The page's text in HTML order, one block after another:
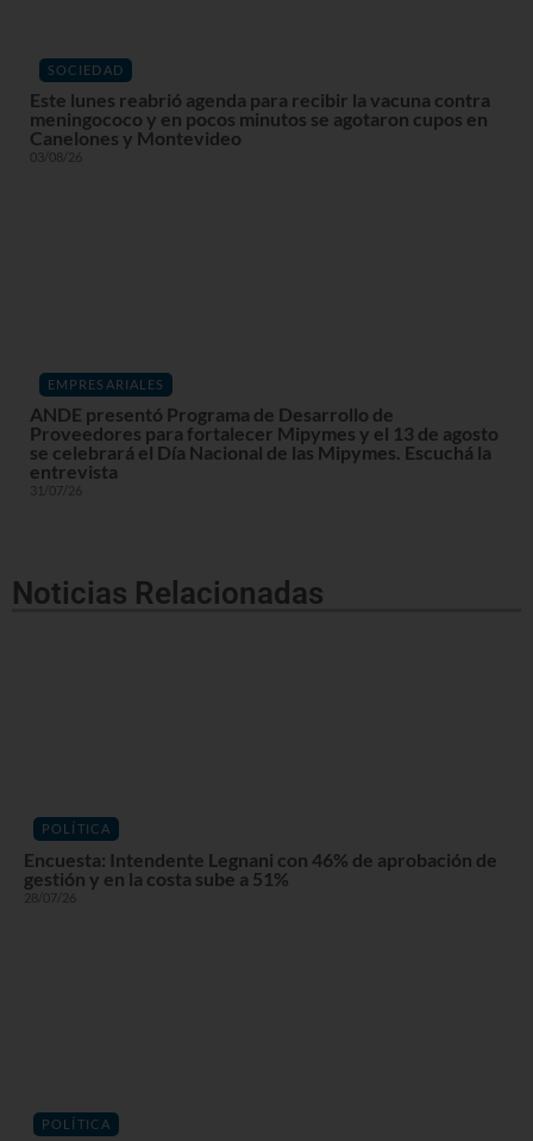
SOCIEDAD
Este lunes reabrió agenda para recibir la vacuna contra
meningococo y en pocos minutos se agotaron cupos en
Canelones y Montevideo
03/08/26
EMPRESARIALES
ANDE presentó Programa de Desarrollo de
Proveedores para fortalecer Mipymes y el 13 de agosto
se celebrará el Día Nacional de las Mipymes. Escuchá la
entrevista
31/07/26
Noticias Relacionadas
POLÍTICA
Encuesta: Intendente Legnani con 46% de aprobación de
gestión y en la costa sube a 51%
28/07/26
POLÍTICA